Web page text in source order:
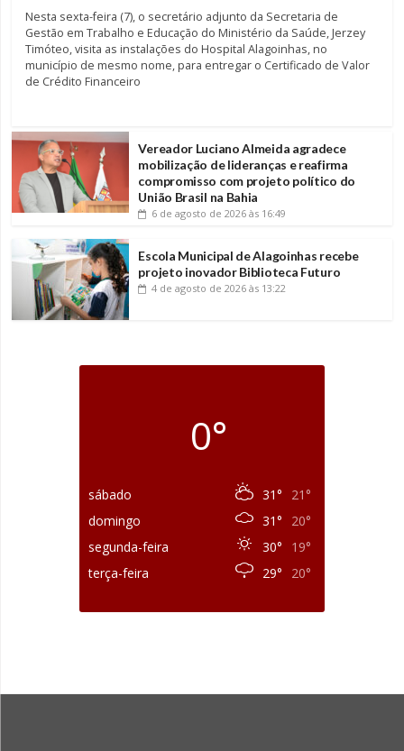
Nesta sexta-feira (7), o secretário adjunto da Secretaria de
Gestão em Trabalho e Educação do Ministério da Saúde, Jerzey
Timóteo, visita as instalações do Hospital Alagoinhas, no
município de mesmo nome, para entregar o Certificado de Valor
de Crédito Financeiro
Vereador Luciano Almeida agradece
mobilização de lideranças e reafirma
compromisso com projeto político do
União Brasil na Bahia
6 de agosto de 2026 às 16:49
Escola Municipal de Alagoinhas recebe
projeto inovador Biblioteca Futuro
4 de agosto de 2026 às 13:22
0°
sábado 31°
21°
domingo
31°
20°
segunda-feira
30°
19°
terça-feira
29° 20°